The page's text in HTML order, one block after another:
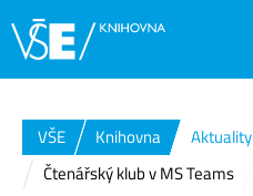
VŠE Knihovna
Aktuality
Čtenářský klub v MS Teams